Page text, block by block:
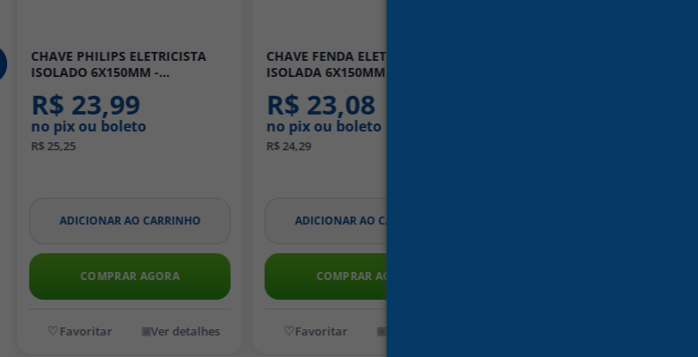
CHAVE FENDA ELETRICISTA
ISOLADA 6X150MM -
R$ 23,08
no pix ou boleto
R$ 24,29
ADICIONAR AO CARRINHO
COMPRAR AGORA
Ver detalhes
Fita Isolante Scotch 33+ Preta
19mm x 20m - 3M
R$ 34,58
no pix ou boleto
R$ 36,40
ADICIONAR AO CARRINHO
COMPRAR AGORA